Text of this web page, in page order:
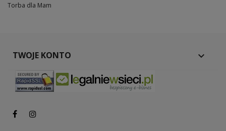
Torba dla Mam
TWOJE KONTO 